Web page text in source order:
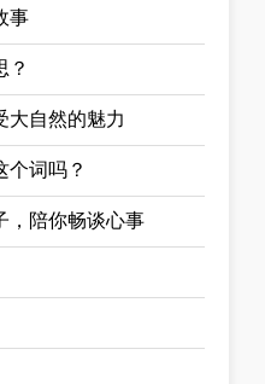
事
？
大自然的魅力
个词吗？
，陪你畅谈心事